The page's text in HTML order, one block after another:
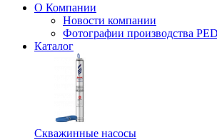
О Компании
Новости компании
Фотографии производства
Каталог
Скважинные насосы